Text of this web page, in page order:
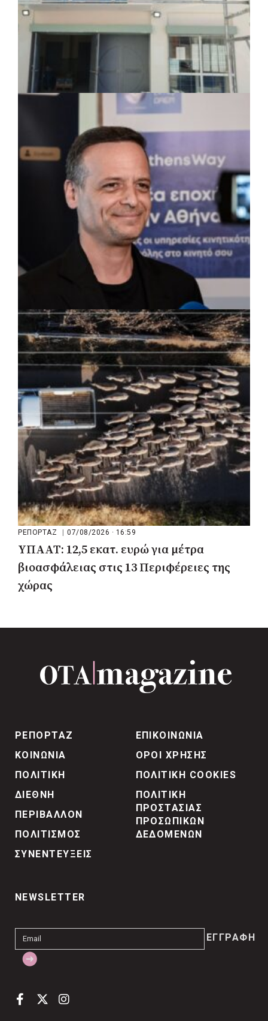
07/08/2026 · 17:45
Δήμος Πετρούπολης: Εργασίες
συντήρησης σε σχολεία και αθλητικές
εγκαταστάσεις
ΡΕΠΟΡΤΑΖ | 07/08/2026 · 17:27
Ο Δούκας για έργα, καθαριότητα και τη
μάχη των επόμενων εκλογών: «Η καλύτερη
μου να κατέβει ο Μπακογιάννης»
ΡΕΠΟΡΤΑΖ 07/08/2026 · 16:59
ΥΠΑΑΤ: 12,5 εκατ. ευρώ για μέτρα
βιοασφάλειας στις 13 Περιφέρειες της
χώρας
ΡΕΠΟΡΤΑΖ
ΚΟΙΝΩΝΙΑ
ΠΟΛΙΤΙΚΗ
ΔΙΕΘΝΗ
ΠΕΡΙΒΑΛΛΟΝ
ΠΟΛΙΤΙΣΜΟΣ
ΣΥΝΕΝΤΕΥΞΕΙΣ
ΕΠΙΚΟΙΝΩΝΙΑ
ΟΡΟΙ ΧΡΗΣΗΣ
ΠΟΛΙΤΙΚΗ COOKIES
ΠΟΛΙΤΙΚΗ
ΠΡΟΣΤΑΣΙΑΣ
ΠΡΟΣΩΠΙΚΩΝ
ΔΕΔΟΜΕΝΩΝ
NEWSLETTER